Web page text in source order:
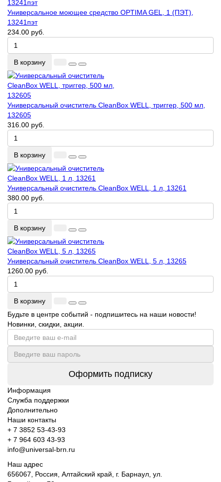
Универсальное моющее средство OPTIMA GEL, 1 (ПЭТ),
13241пэт
234.00 руб.
В корзину
Универсальный очиститель CleanBox WELL, триггер, 500 мл,
132605
316.00 руб.
В корзину
Универсальный очиститель CleanBox WELL, 1 л, 13261
380.00 руб.
В корзину
Универсальный очиститель CleanBox WELL, 5 л, 13265
1260.00 руб.
В корзину
Будьте в центре событий - подпишитесь на наши новости!
Новинки, скидки, акции.
Оформить подписку
Информация
Служба поддержки
Дополнительно
Наши контакты
+ 7 3852 53-43-93
+ 7 964 603 43-93
info@universal-brn.ru
Наш адрес
656067, Россия, Алтайский край, г. Барнаул, ул.